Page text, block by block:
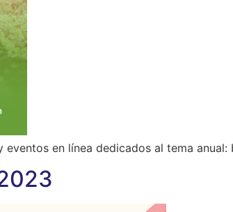
en línea dedicados al tema